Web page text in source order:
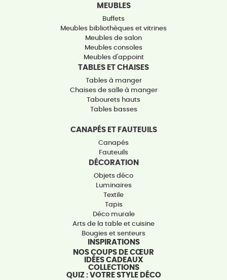
MEUBLES
Buffets
Meubles bibliothèques et vitrines
Meubles de salon
Meubles consoles
Meubles d'appoint
TABLES ET CHAISES
Tables à manger
Chaises de salle à manger
Tabourets hauts
Tables basses
CANAPÉS ET FAUTEUILS
Canapés
Fauteuils
DÉCORATION
Objets déco
Luminaires
Textile
Tapis
Déco murale
Arts de la table et cuisine
Bougies et senteurs
INSPIRATIONS
NOS COUPS DE CŒUR
IDÉES CADEAUX
COLLECTIONS
QUIZ : VOTRE STYLE DÉCO